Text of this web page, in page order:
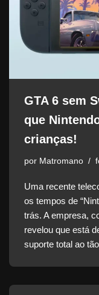
GTA 6 sem
que
crianças!
por Matromano
Uma recente
os tempos de
trás. A empresa,
revelou que está
suporte total ao